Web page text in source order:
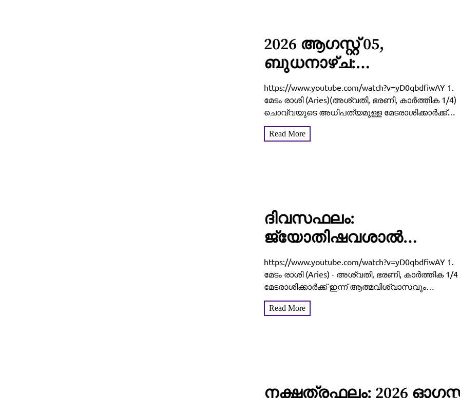
2026 ആഗസ്റ്റ് 05,
ബുധനാഴ്ച:
വീടുവിട്ടിറങ്ങുന്നതിനു
മുൻപ് ഇത് ചെയ്താൽ
കാര്യവിജയം ഉറപ്പ്! 12
രാശിക്കാരുടെയും
https://www.youtube.com/watch?v=yD0qbdfiwAY 1.
മേടം രാശി (Aries)(അശ്വതി, ഭരണി, കാർത്തിക 1/4)
ചൊവ്വയുടെ അധിപത്യമുള്ള മേടരാശിക്കാർക്ക്
ഇന്നത്തെ ദിവസം ആത്മവിശ്വാസത്തോടെയുള്ള
തുടക്കം വലിയ വിജയങ്ങൾ നൽകും. ധരിക്കേണ്ട
Read More
ദിവസഫലം:
ജ്യോതിഷവശാൽ
നിങ്ങളുടെ ഇന്ന്‌ (2026
ആഗസ്റ്റ് 05, ബുധൻ)
എങ്ങനെ എന്നറിയാം
https://www.youtube.com/watch?v=yD0qbdfiwAY 1.
മേടം രാശി (Aries) - അശ്വതി, ഭരണി, കാർത്തിക 1/4
മേടരാശിക്കാർക്ക് ഇന്ന് ആത്മവിശ്വാസവും
ഊർജ്ജസ്വലതയും നിറഞ്ഞുനിൽക്കുന്ന
കർമ്മരംഗത്ത് നിങ്ങളുടെ പരിശ്രമങ്ങൾക്കും
Read More
നക്ഷത്രഫലം: 2026